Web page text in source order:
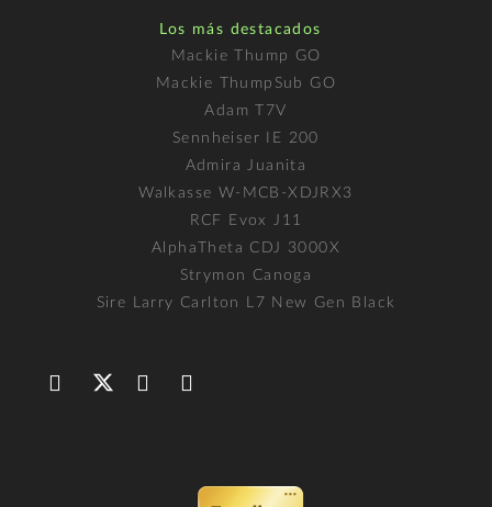
Los más destacados
Mackie Thump GO
Mackie ThumpSub GO
Adam T7V
Sennheiser IE 200
Admira Juanita
Walkasse W-MCB-XDJRX3
RCF Evox J11
AlphaTheta CDJ 3000X
Strymon Canoga
Sire Larry Carlton L7 New Gen Black